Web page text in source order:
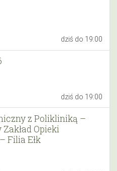
dziś do 19:00
dziś do 19:00
z Polikliniką –
Opieki
Filia Ełk